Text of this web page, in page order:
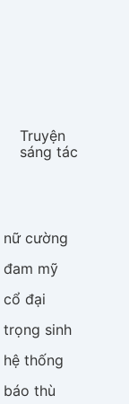
Truyện
sáng tác
nữ cường
đam mỹ
cổ đại
trọng sinh
hệ thống
báo thù